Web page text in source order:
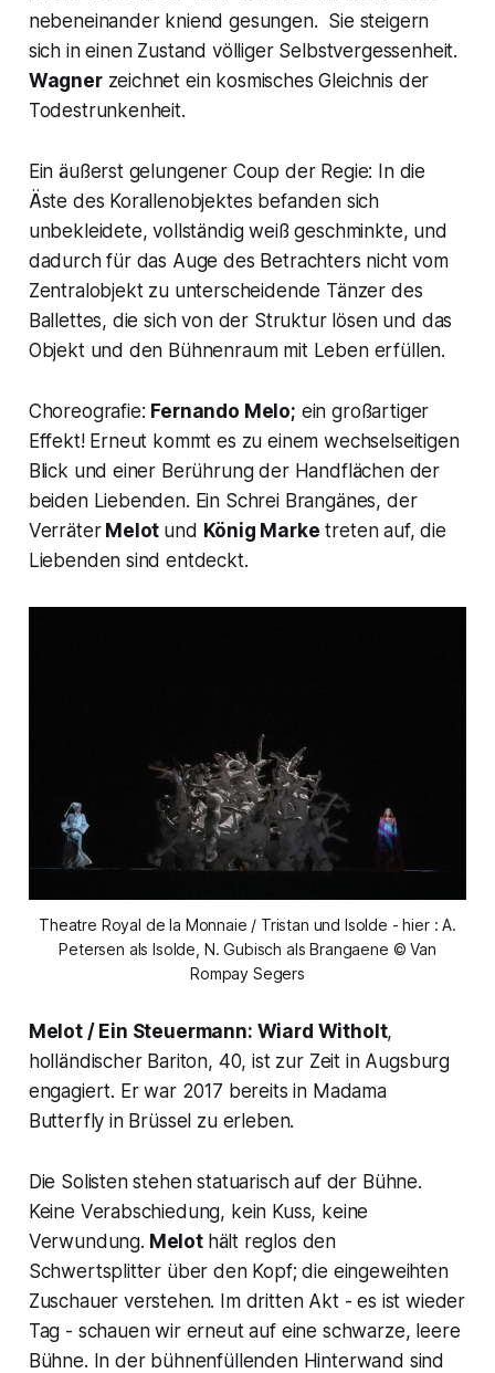
nebeneinander kniend gesungen. Sie steigern
sich in einen Zustand völliger Selbstvergessenheit.
Wagnerzeichnet ein kosmisches Gleichnis der
Todestrunkenheit.
Ein äußerst gelungener Coup der Regie: In die
Äste des Korallenobjektes befanden sich
unbekleidete, vollständig weiß geschminkte, und
dadurch für das Auge des Betrachters nicht vom
Zentralobjekt zu unterscheidende Tänzer des
Ballettes, die sich von der Struktur lösen und das
Objekt und den Bühnenraum mit Leben erfüllen.
Choreografie: Fernando Melo; ein großartiger
Effekt! Erneut kommt es zu einem wechselseitigen
Blick und einer Berührung der Handflächen der
beiden Liebenden. Ein Schrei Brangänes, der
VerräterMelot und König Marke treten auf, die
Liebenden sind entdeckt.
Theatre Royal de la Monnaie / Tristan und Isolde - hier : A.
Petersen als Isolde, N. Gubisch als Brangaene © Van
Rompay Segers
Melot / Ein Steuermann: Wiard Witholt,
holländischer Bariton, 40, ist zur Zeit in Augsburg
engagiert. Er war 2017 bereits in Madama
Butterfly in Brüssel zu erleben.
Die Solisten stehen statuarisch auf der Bühne.
Keine Verabschiedung, kein Kuss, keine
Verwundung. Melot hält reglos den
Schwertsplitter über den Kopf; die eingeweihten
Zuschauer verstehen. Im dritten Akt - es ist wieder
Tag - schauen wir erneut auf eine schwarze, leere
Bühne. In der bühnenfüllenden Hinterwand sind